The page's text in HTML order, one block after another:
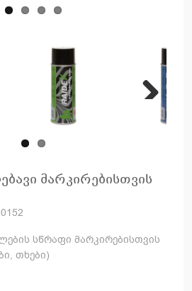
მარკირებისთვის
სწრაფი მარკირებისთვის
თხები)